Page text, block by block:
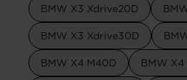
BMW X3 Xdrive20D
BMW X3 Xdrive30D
BMW X4 M40D BMW